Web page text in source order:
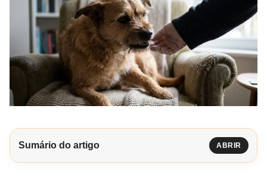
Sumário do artigo ABRIR